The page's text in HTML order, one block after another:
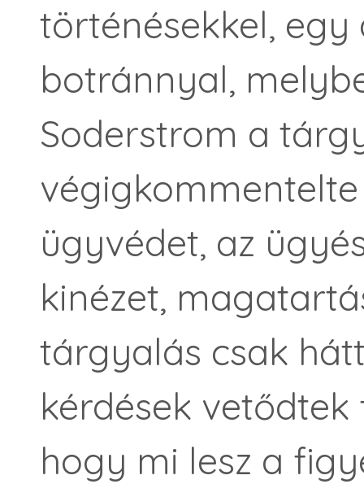
történésekkel,
botránnyal,
Soderstrom a
ügyvédet, az
kinézet,
tárgyalás csak
kérdések vetődtek
hogy mi lesz a